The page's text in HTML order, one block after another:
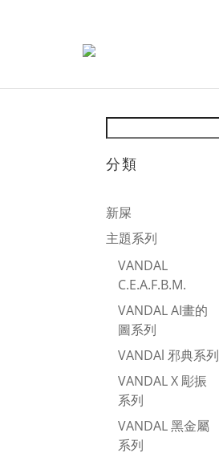
分類
新屎
主題系列
VANDAL
C.E.A.F.B.M.
VANDAL AI畫的
圖系列
VANDAl 邪典系列
VANDAL X 彫振
系列
VANDAL 黑金屬
系列